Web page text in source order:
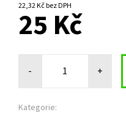
22,32 Kč bez DPH
25 Kč
- +
Kategorie: